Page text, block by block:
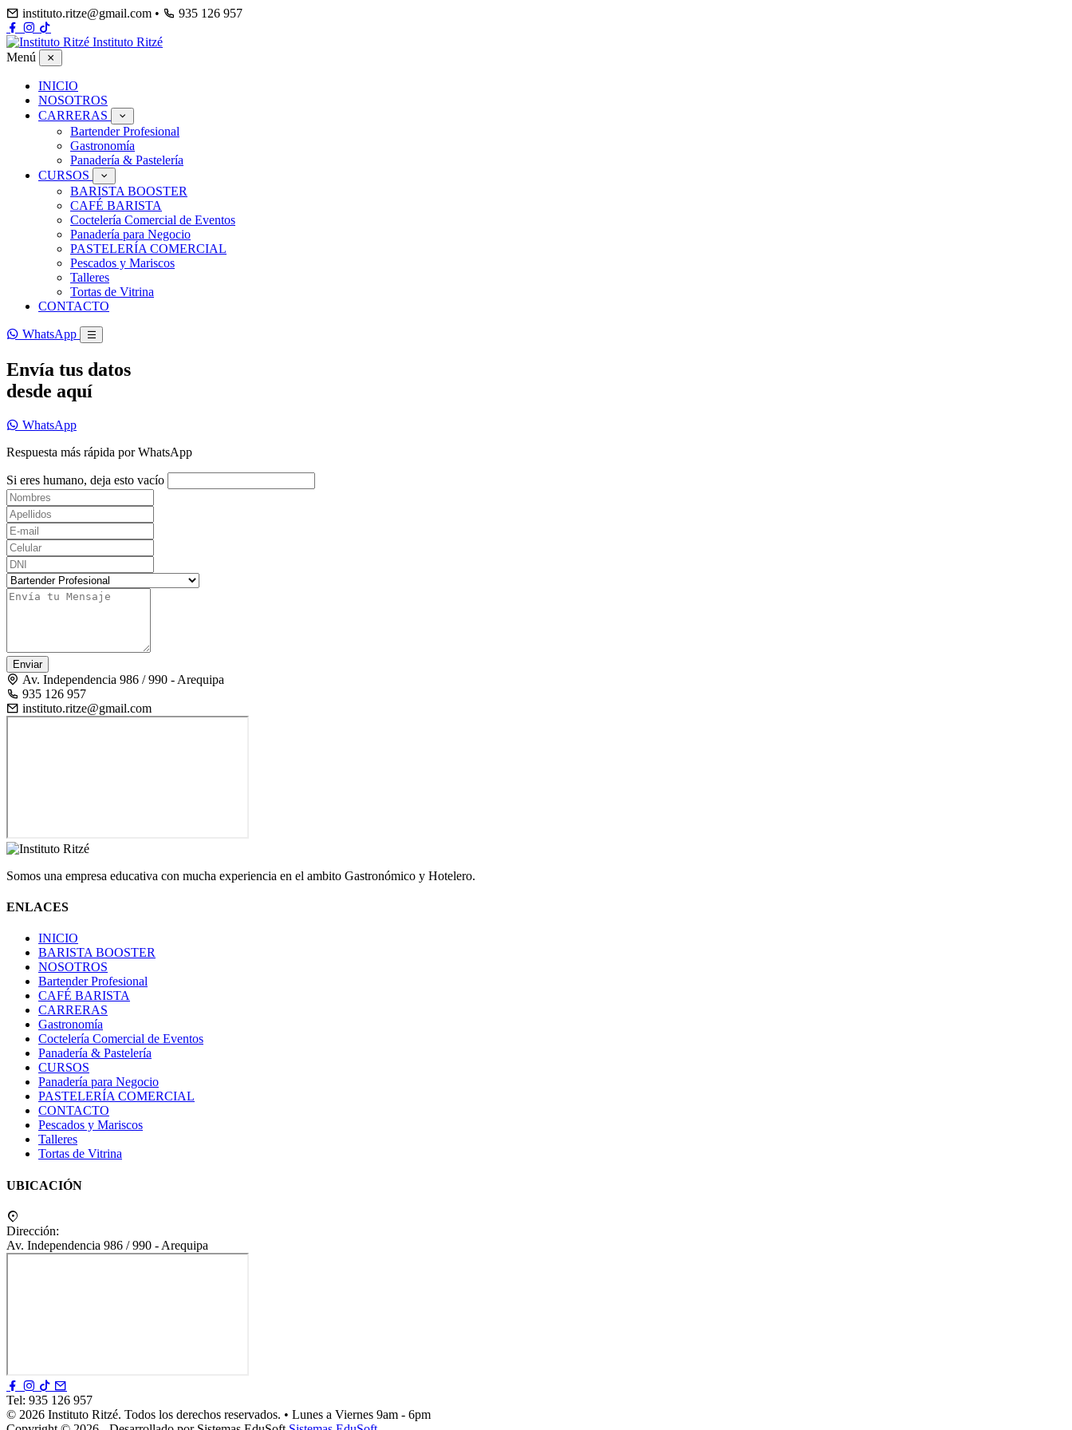
instituto.ritze@gmail.com • 935 126 957
Instituto Ritzé
Menú
INICIO
NOSOTROS
CARRERAS
Bartender Profesional
Gastronomía
Panadería & Pastelería
CURSOS
BARISTA BOOSTER
CAFÉ BARISTA
Coctelería Comercial de Eventos
Panadería para Negocio
PASTELERÍA COMERCIAL
Pescados y Mariscos
Talleres
Tortas de Vitrina
CONTACTO
WhatsApp
Envía tus datos
desde aquí
WhatsApp
Respuesta más rápida por WhatsApp
Si eres humano, deja esto vacío
Enviar
Av. Independencia 986 / 990 - Arequipa
935 126 957
instituto.ritze@gmail.com
Somos una empresa educativa con mucha experiencia en el ambito Gastronómico y Hotelero.
ENLACES
INICIO
BARISTA BOOSTER
NOSOTROS
Bartender Profesional
CAFÉ BARISTA
CARRERAS
Gastronomía
Coctelería Comercial de Eventos
Panadería & Pastelería
CURSOS
Panadería para Negocio
PASTELERÍA COMERCIAL
CONTACTO
Pescados y Mariscos
Talleres
Tortas de Vitrina
UBICACIÓN
Dirección:
Av. Independencia 986 / 990 - Arequipa
Tel: 935 126 957
© 2026 Instituto Ritzé. Todos los derechos reservados. • Lunes a Viernes 9am - 6pm